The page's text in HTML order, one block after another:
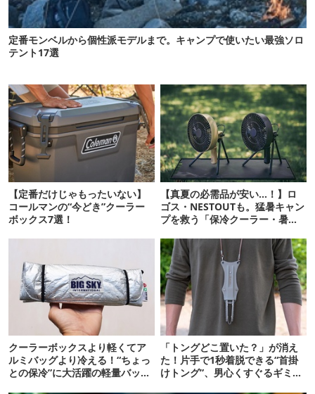
定番モンベルから個性派モデルまで。キャンプで使いたい最強ソロ
テント17選
【定番だけじゃもったいない】
コールマンの“今どき”クーラー
ボックス7選！
【真夏の必需品が安い…！】ロ
ゴス・NESTOUTも。猛暑キャン
プを救う「保冷クーラー・暑さ
クーラーボックスより軽くてア
ルミバッグより冷える！“ちょっ
との保冷”に大活躍の軽量バッグ
「トングどこ置いた？」が消え
た！片手で1秒着脱できる“首掛
けトング”、男心くすぐるギミッ